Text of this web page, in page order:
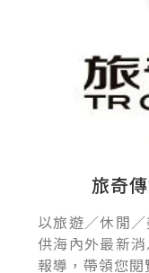
旅奇
以旅遊／休閒
供海內外最新
報導，帶領您閱